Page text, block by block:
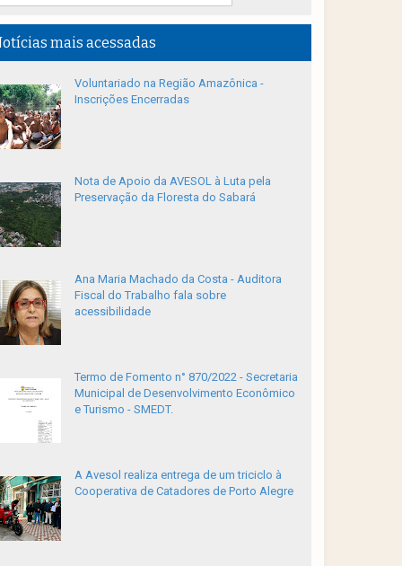
mais acessadas
Voluntariado na Região Amazônica -
Inscrições Encerradas
Nota de Apoio da AVESOL à Luta pela
Preservação da Floresta do Sabará
Ana Maria Machado da Costa - Auditora
Fiscal do Trabalho fala sobre
acessibilidade
Termo de Fomento n° 870/2022 - Secretaria
Municipal de Desenvolvimento Econômico
e Turismo - SMEDT.
A Avesol realiza entrega de um triciclo à
Cooperativa de Catadores de Porto Alegre